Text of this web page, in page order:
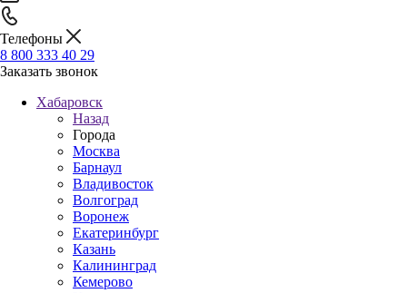
Телефоны
8 800 333 40 29
Заказать звонок
Хабаровск
Назад
Города
Москва
Барнаул
Владивосток
Волгоград
Воронеж
Екатеринбург
Казань
Калининград
Кемерово